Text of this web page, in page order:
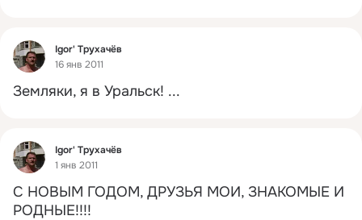
Фид
Igor' Трухачёв
16 янв 2011
Земляки, я в Уральск! ...
Фид
Igor' Трухачёв
1 янв 2011
С НОВЫМ ГОДОМ, ДРУЗЬЯ МОИ, ЗНАКОМЫЕ И
РОДНЫЕ!!!!